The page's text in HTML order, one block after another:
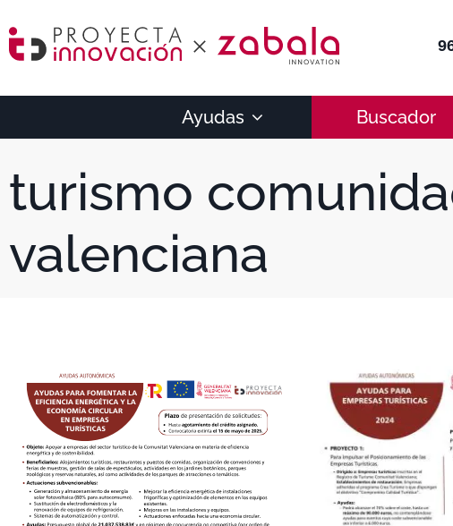
Ayudas Buscador
turismo
valenciana